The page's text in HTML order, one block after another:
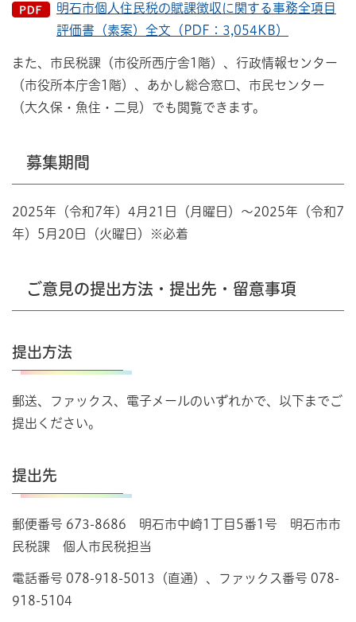
明石市個人住民税の賦課徴収に関する事務全項目
評価書（素案）全文（PDF：3,054KB）
また、市民税課（市役所西庁舎1階）、行政情報センター
（市役所本庁舎1階）、あかし総合窓口、市民センター
（大久保・魚住・二見）でも閲覧できます。
募集期間
2025年（令和7年）4月21日（月曜日）～2025年（令和7
年）5月20日（火曜日）※必着
ご意見の提出方法・提出先・留意事項
提出方法
郵送、ファックス、電子メールのいずれかで、以下までご
提出ください。
提出先
郵便番号 673-8686 明石市中崎1丁目5番1号 明石市市
民税課 個人市民税担当
電話番号 078-918-5013（直通）、ファックス番号 078-
918-5104